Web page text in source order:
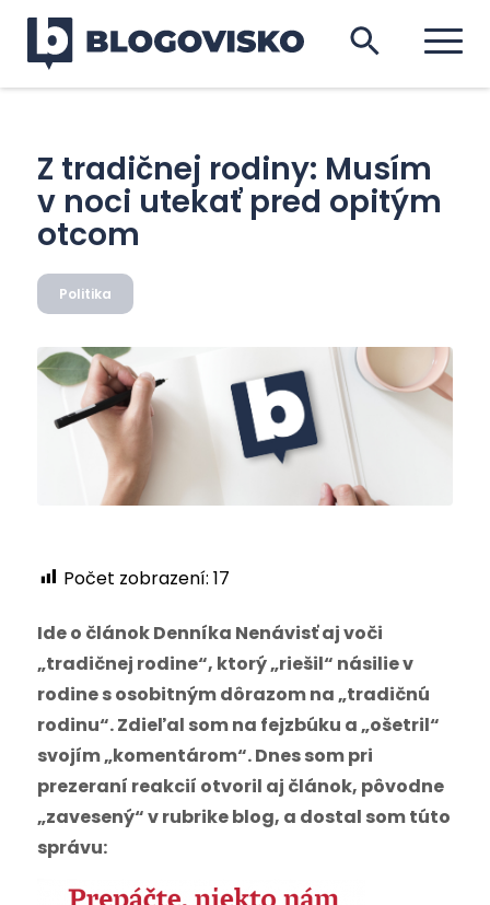
Z tradičnej rodiny: Musím
v noci utekať pred opitým
otcom
Politika
Počet zobrazení: 17
Ide o článok Denníka Nenávisť aj voči
„tradičnej rodine“, ktorý „riešil“ násilie v
rodine s osobitným dôrazom na „tradičnú
rodinu“. Zdieľal som na fejzbúku a „ošetril“
svojím „komentárom“. Dnes som pri
prezeraní reakcií otvoril aj článok, pôvodne
„zavesený“ v rubrike blog, a dostal som túto
správu: